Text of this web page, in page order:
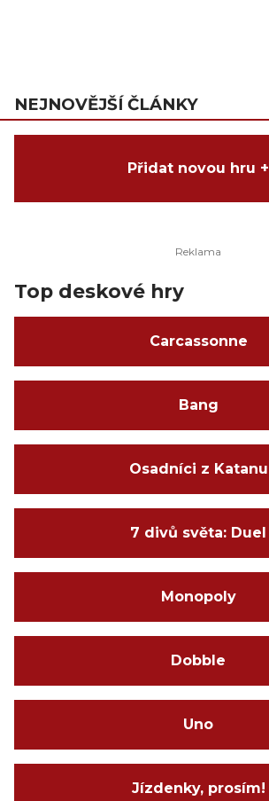
NEJNOVĚJŠÍ ČLÁNKY
Přidat novou hru +
Top deskové hry
Carcassonne
Bang
Osadníci z Katanu
7 divů světa: Duel
Monopoly
Dobble
Uno
Jízdenky, prosím!